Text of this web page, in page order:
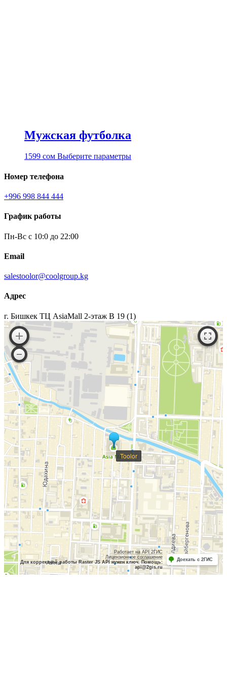
Мужская футболка
1599 сом Выберите параметрыЭтот
Номер телефона
+996 998 844 444
График работы
Пн-Вс с 10:0 до 22:00
Email
salestoolor@coolgroup.kg
Адрес
г. Бишкек ТЦ AsiaMall 2-этаж В 19 (1)
Toolor
Работает на API 2ГИС
Лицензионное соглашение
Для корректной работы Raster JS API нужен ключ. Помощь:
api@2gis.ru
Доехать с 2ГИС